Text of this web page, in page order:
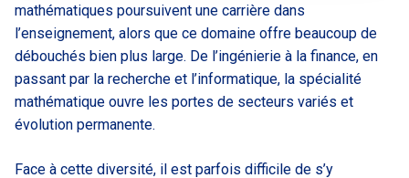
mathématiques poursuivent une carrière dans
l’enseignement, alors que ce domaine offre beaucoup de
débouchés bien plus large. De l’ingénierie à la finance, en
passant par la recherche et l’informatique, la spécialité
mathématique ouvre les portes de secteurs variés et
évolution permanente.
Face à cette diversité, il est parfois difficile de s’y